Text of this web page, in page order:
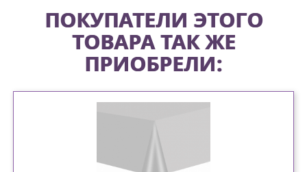
ПОКУПАТЕЛИ ЭТОГО
ТОВАРА ТАК ЖЕ
ПРИОБРЕЛИ: